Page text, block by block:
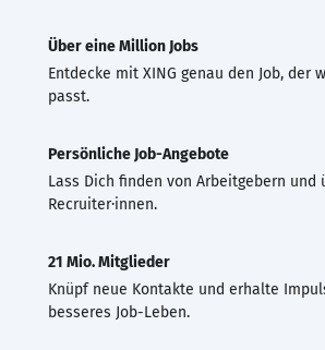
Über eine Million Jobs
Entdecke mit XING genau den Job, der
passt.
Persönliche Job-Angebote
Lass Dich finden von Arbeitgebern und
Recruiter·innen.
21 Mio. Mitglieder
Knüpf neue Kontakte und erhalte
besseres Job-Leben.